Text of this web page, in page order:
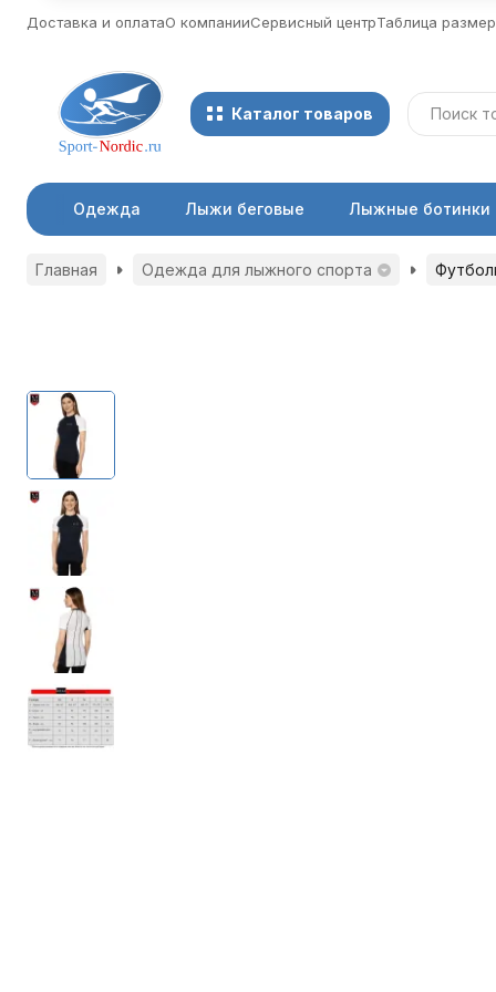
Доставка и оплатаО компанииСервисный центрТаблица
Каталог товаров
Одежда Лыжи беговые Лыжные ботинки
Главная Одежда для лыжного спорта